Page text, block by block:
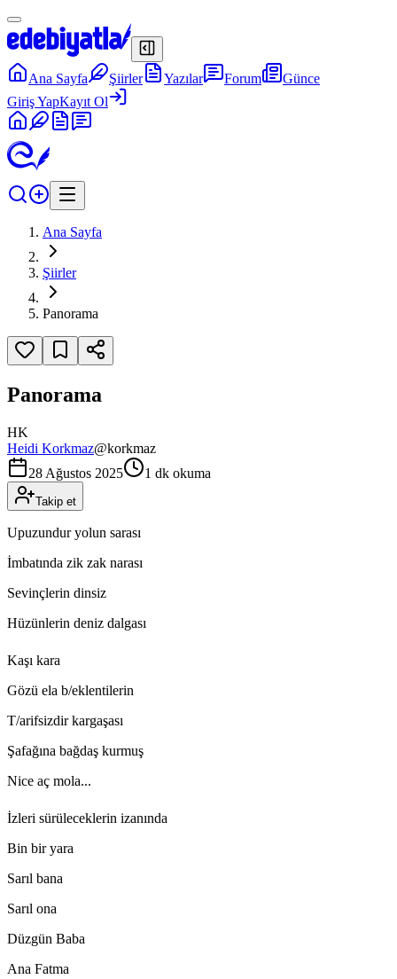
Ana Sayfa Şiirler Yazılar Forum
Günce
Giriş YapKayıt Ol
Ana Sayfa
Şiirler
Panorama
Panorama
HK
Heidi Korkmaz@korkmaz
28 Ağustos 2025
1 dk okuma
Takip et
Upuzundur yolun sarası
İmbatında zik zak narası
Sevinçlerin dinsiz
Hüzünlerin deniz dalgası
Kaşı kara
Gözü ela b/eklentilerin
T/arifsizdir kargaşası
Şafağına bağdaş kurmuş
Nice aç mola...
İzleri sürüleceklerin izanında
Bin bir yara
Sarıl bana
Sarıl ona
Düzgün Baba
Ana Fatma